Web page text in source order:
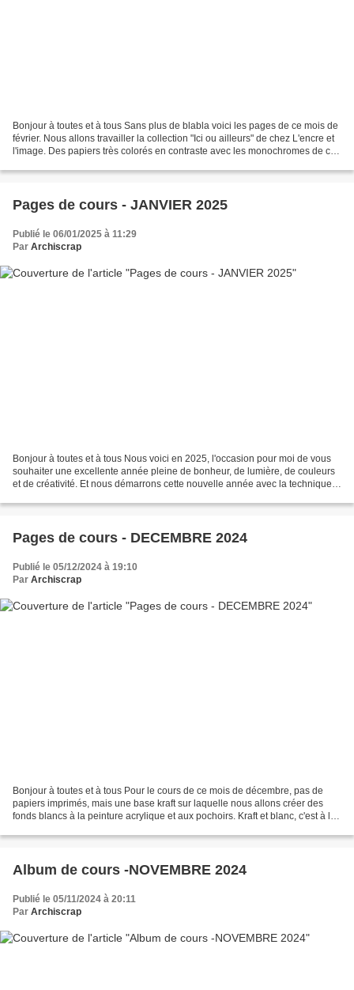
Bonjour à toutes et à tous Sans plus de blabla voici les pages de ce mois de
février. Nous allons travailler la collection "Ici ou ailleurs" de chez L'encre et
l'image. Des papiers très colorés en contraste avec les monochromes de ces
Pages de cours - JANVIER 2025
Publié le 06/01/2025 à 11:29
Par Archiscrap
Bonjour à toutes et à tous Nous voici en 2025, l'occasion pour moi de vous
souhaiter une excellente année pleine de bonheur, de lumière, de couleurs
et de créativité. Et nous démarrons cette nouvelle année avec la technique
Pages de cours - DECEMBRE 2024
Publié le 05/12/2024 à 19:10
Par Archiscrap
Bonjour à toutes et à tous Pour le cours de ce mois de décembre, pas de
papiers imprimés, mais une base kraft sur laquelle nous allons créer des
fonds blancs à la peinture acrylique et aux pochoirs. Kraft et blanc, c'est à la
Album de cours -NOVEMBRE 2024
Publié le 05/11/2024 à 20:11
Par Archiscrap